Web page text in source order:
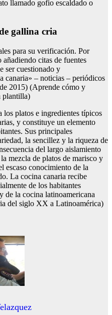
llamado gofio escaldado o
gallina cria
para su verificación. Por
citas de fuentes
ser cuestionado y
canaria» – noticias – periódicos
2015) (Aprende cómo y
plantilla)
los platos e ingredientes típicos
y constituye un elemento
Sus principales
la sencillez y la riqueza de
del largo aislamiento
mezcla de platos de marisco y
escaso conocimiento de la
La cocina canaria recibe
de los habitantes
de la cocina latinoamericana
del siglo XX a Latinoamérica)